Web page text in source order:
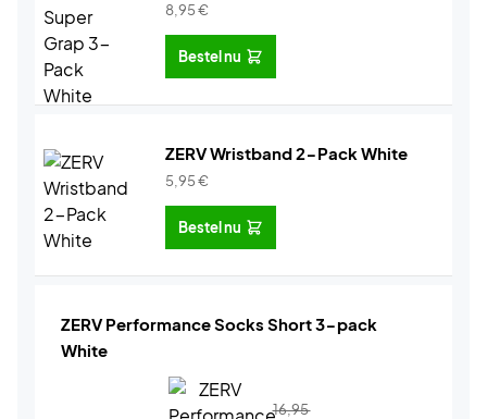
8,95€
Bestel nu
ZERV Wristband 2-Pack White
5,95€
Bestel nu
ZERV Performance Socks Short 3-pack
White
16,95